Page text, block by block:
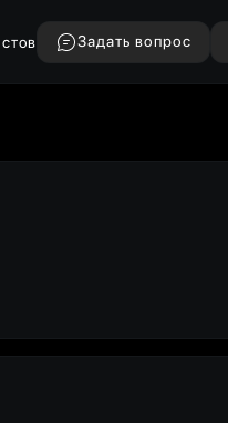
Задать вопрос